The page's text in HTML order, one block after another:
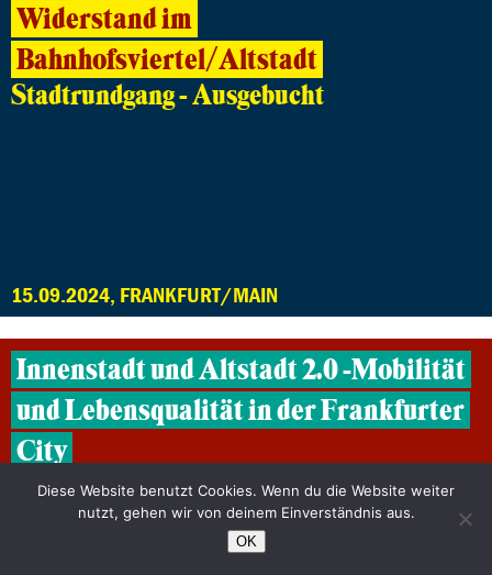
Widerstand im
Bahnhofsviertel/Altstadt
Stadtrundgang - Ausgebucht
15.09.2024, FRANKFURT/MAIN
Innenstadt und Altstadt 2.0 -Mobilität
und Lebensqualität in der Frankfurter
City
Ausgebucht
Diese Website benutzt Cookies. Wenn du die Website weiter
nutzt, gehen wir von deinem Einverständnis aus.
OK